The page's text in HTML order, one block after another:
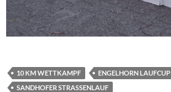
10 KM WETTKAMPF
ENGELHORN LAUFCUP
SANDHOFER STRASSENLAUF